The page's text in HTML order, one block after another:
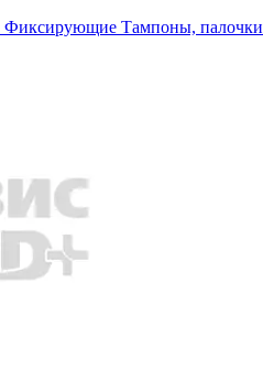
Фиксирующие Тампоны, палочки